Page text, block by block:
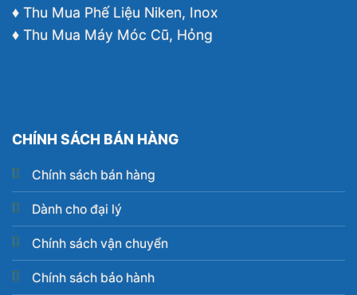
♦ Thu Mua Phế Liệu Niken, Inox
♦ Thu Mua Máy Móc Cũ, Hỏng
CHÍNH SÁCH BÁN HÀNG
Chính sách bán hàng
Dành cho đại lý
Chính sách vận chuyển
Chính sách bảo hành